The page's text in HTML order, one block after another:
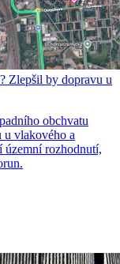
Zlepšil by dopravu u
obchvatu
u vlakového a
územní rozhodnutí,